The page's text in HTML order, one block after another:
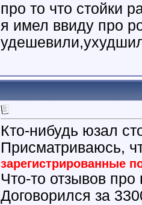
про то что стойки
я имел ввиду про
Кто-нибудь юзал
Присматриваюсь,
зарегистрированные
Что-то отзывов
Договорился за